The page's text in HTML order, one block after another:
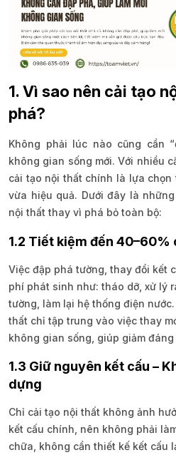
1. Vì sao nên cải tạo
phá?
Không phải lúc nào cũng cần
không gian sống mới. Với nhiều
cải tạo nội thất chính là lựa chọn
vừa hiệu quả. Dưới đây là
nội thất thay vì phá bỏ toàn bộ:
1.2 Tiết kiệm đến 40–60%
Việc đập phá tường, thay đổi kết
phí phát sinh như: tháo dỡ, xử lý
tường, làm lại hệ thống điện
thất chỉ tập trung vào việc thay
không gian sống, giúp giảm
1.3 Giữ nguyên kết cấu –
dựng
Chỉ cải tạo nội thất không ảnh
kết cấu chính, nên không phải
chữa, không cần thiết kế kết cấu